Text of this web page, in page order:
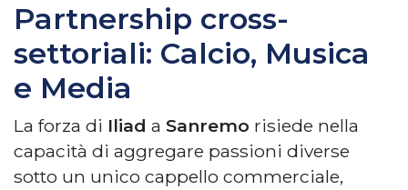
Partnership cross-
settoriali: Calcio, Musica
e Media
La forza di Iliad a Sanremo risiede nella
capacità di aggregare passioni diverse
sotto un unico cappello commerciale,